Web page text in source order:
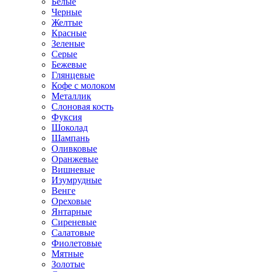
Черные
Желтые
Красные
Зеленые
Серые
Бежевые
Глянцевые
Кофе с молоком
Металлик
Слоновая кость
Фуксия
Шоколад
Шампань
Оливковые
Оранжевые
Вишневые
Изумрудные
Венге
Ореховые
Янтарные
Сиреневые
Салатовые
Фиолетовые
Мятные
Золотые